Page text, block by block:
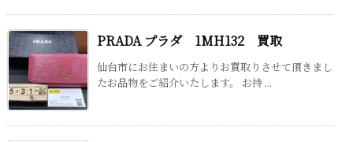
PRADA プラダ 1MH132 買取
仙台市にお住まいの方よりお買取りさせて頂きまし
たお品物をご紹介いたします。 お持 ...